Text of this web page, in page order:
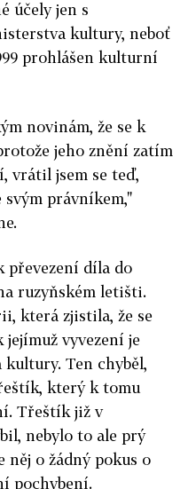
účely jen s
kultury, neboť
prohlášen kulturní
novinám, že se k
jeho znění zatím
vrátil jsem se teď,
právníkem,"
převezení díla do
ruzyňském letišti.
která zjistila, že se
vyvezení je
Ten chyběl,
který k tomu
Třeštík již v
nebylo to ale prý
něj o žádný pokus o
pochybení.